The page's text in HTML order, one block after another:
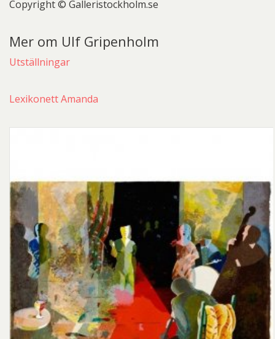
Copyright © Galleristockholm.se
Mer om Ulf Gripenholm
Utställningar
Lexikonett Amanda